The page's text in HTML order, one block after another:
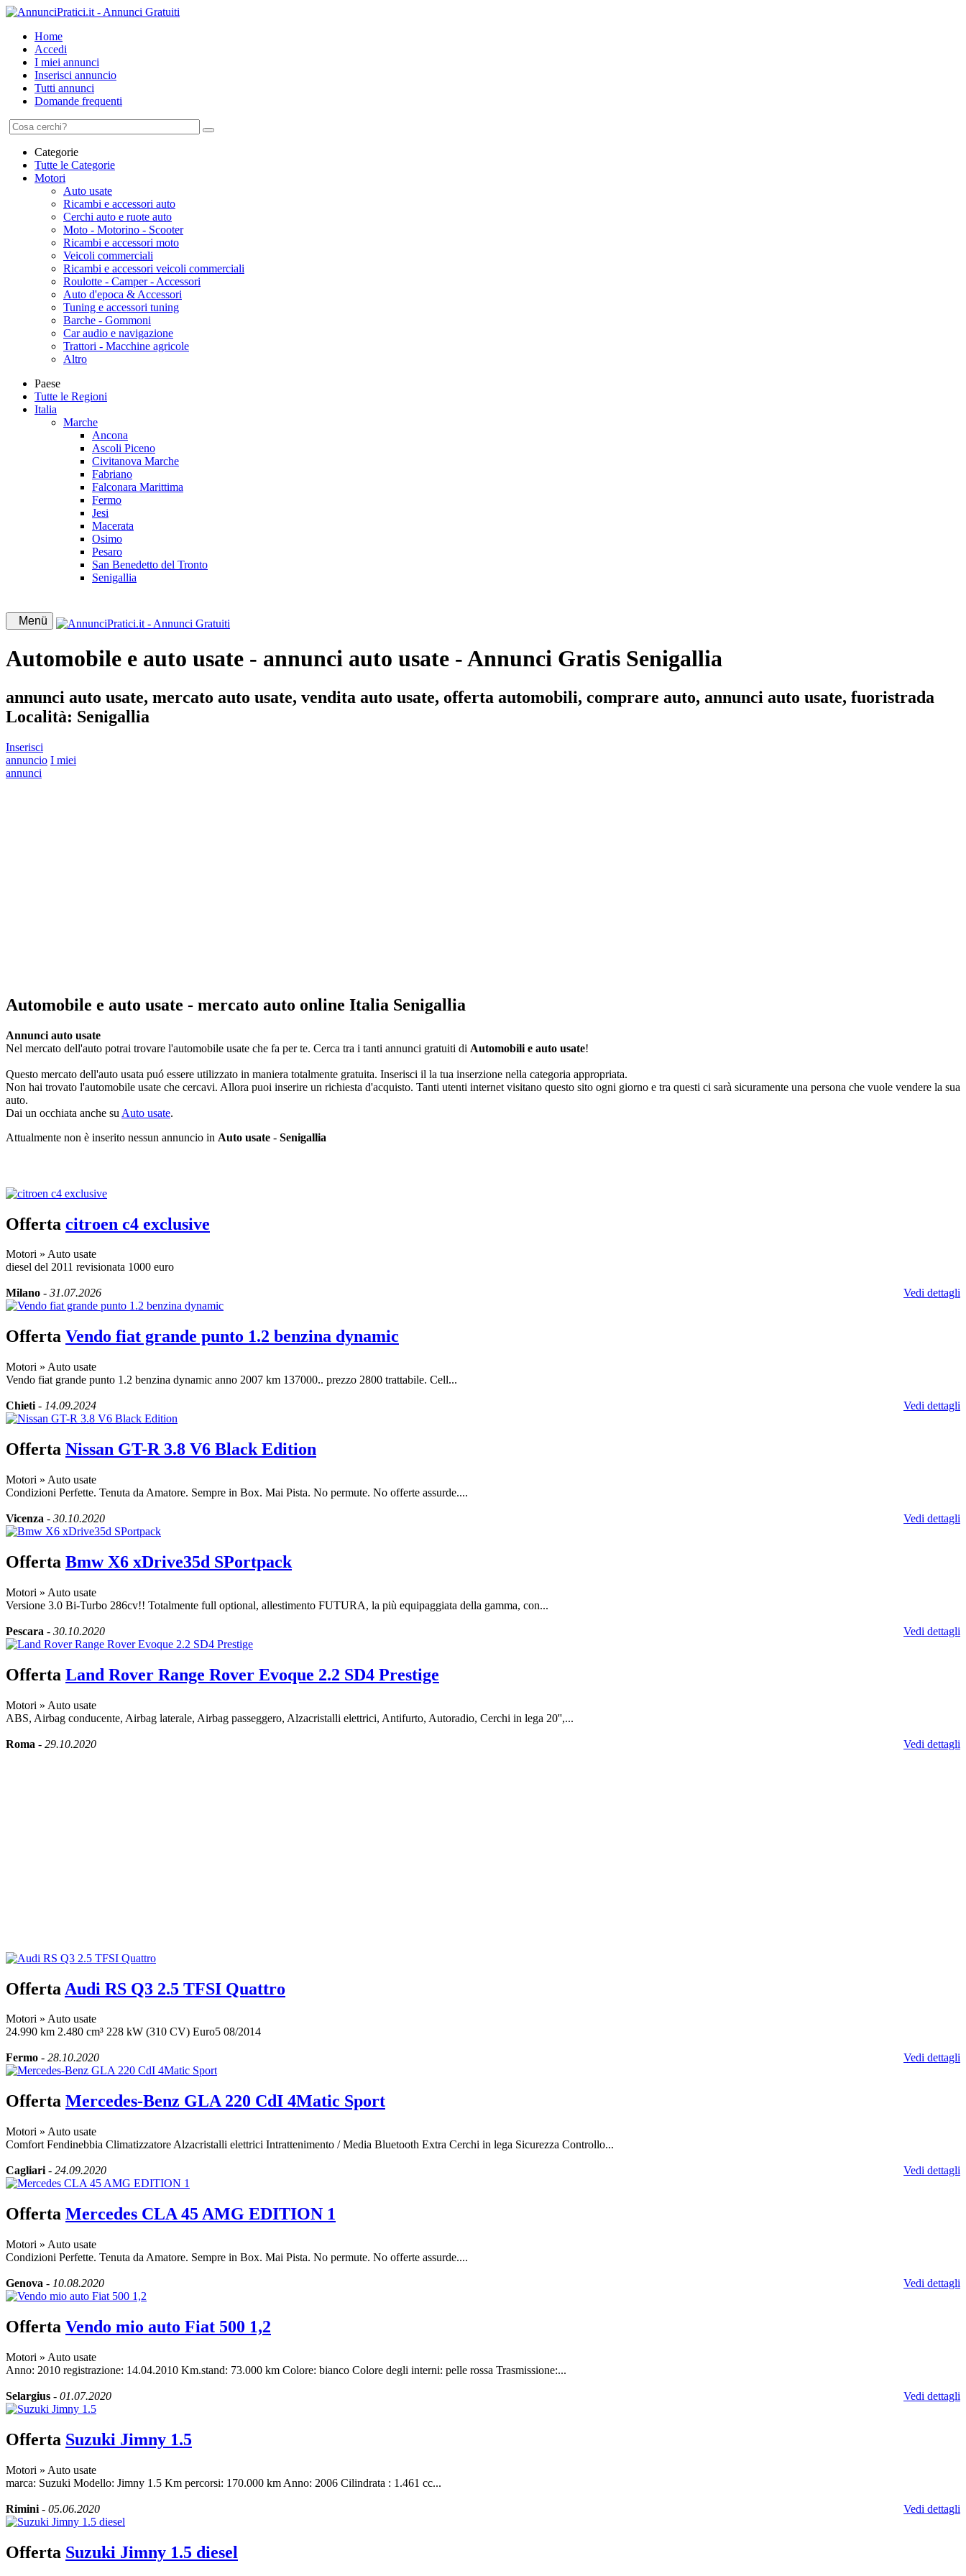
Home
Accedi
I miei annunci
Inserisci annuncio
Tutti annunci
Domande frequenti
Categorie
Tutte le Categorie
Motori
Auto usate
Ricambi e accessori auto
Cerchi auto e ruote auto
Moto - Motorino - Scooter
Ricambi e accessori moto
Veicoli commerciali
Ricambi e accessori veicoli commerciali
Roulotte - Camper - Accessori
Auto d'epoca & Accessori
Tuning e accessori tuning
Barche - Gommoni
Car audio e navigazione
Trattori - Macchine agricole
Altro
Paese
Tutte le Regioni
Italia
Marche
Ancona
Ascoli Piceno
Civitanova Marche
Fabriano
Falconara Marittima
Fermo
Jesi
Macerata
Osimo
Pesaro
San Benedetto del Tronto
Senigallia
Menü
Automobile e auto usate - annunci auto usate - Annunci Gratis Senigallia
annunci auto usate, mercato auto usate, vendita auto usate, offerta automobili, comprare auto, annunci auto usate, fuoristrada
Località: Senigallia
Inserisci
annuncio I miei
annunci
Automobile e auto usate - mercato auto online Italia Senigallia
Annunci auto usate
Nel mercato dell'auto potrai trovare l'automobile usate che fa per te. Cerca tra i tanti annunci gratuiti di Automobili e auto usate!
Questo mercato dell'auto usata puó essere utilizzato in maniera totalmente gratuita. Inserisci il la tua inserzione nella categoria appropriata.
Non hai trovato l'automobile usate che cercavi. Allora puoi inserire un richiesta d'acquisto. Tanti utenti internet visitano questo sito ogni giorno e tra questi ci sarà sicuramente una persona che vuole vendere la sua
auto.
Dai un occhiata anche su Auto usate.
Attualmente non è inserito nessun annuncio in Auto usate - Senigallia
Offerta citroen c4 exclusive
Motori » Auto usate
diesel del 2011 revisionata 1000 euro
Milano - 31.07.2026 Vedi dettagli
Offerta Vendo fiat grande punto 1.2 benzina dynamic
Motori » Auto usate
Vendo fiat grande punto 1.2 benzina dynamic anno 2007 km 137000.. prezzo 2800 trattabile. Cell...
Chieti - 14.09.2024 Vedi dettagli
Offerta Nissan GT-R 3.8 V6 Black Edition
Motori » Auto usate
Condizioni Perfette. Tenuta da Amatore. Sempre in Box. Mai Pista. No permute. No offerte assurde....
Vicenza - 30.10.2020 Vedi dettagli
Offerta Bmw X6 xDrive35d SPortpack
Motori » Auto usate
Versione 3.0 Bi-Turbo 286cv!! Totalmente full optional, allestimento FUTURA, la più equipaggiata della gamma, con...
Pescara - 30.10.2020 Vedi dettagli
Offerta Land Rover Range Rover Evoque 2.2 SD4 Prestige
Motori » Auto usate
ABS, Airbag conducente, Airbag laterale, Airbag passeggero, Alzacristalli elettrici, Antifurto, Autoradio, Cerchi in lega 20'',...
Roma - 29.10.2020 Vedi dettagli
Offerta Audi RS Q3 2.5 TFSI Quattro
Motori » Auto usate
24.990 km 2.480 cm³ 228 kW (310 CV) Euro5 08/2014
Fermo - 28.10.2020 Vedi dettagli
Offerta Mercedes-Benz GLA 220 CdI 4Matic Sport
Motori » Auto usate
Comfort Fendinebbia Climatizzatore Alzacristalli elettrici Intrattenimento / Media Bluetooth Extra Cerchi in lega Sicurezza Controllo...
Cagliari - 24.09.2020 Vedi dettagli
Offerta Mercedes CLA 45 AMG EDITION 1
Motori » Auto usate
Condizioni Perfette. Tenuta da Amatore. Sempre in Box. Mai Pista. No permute. No offerte assurde....
Genova - 10.08.2020 Vedi dettagli
Offerta Vendo mio auto Fiat 500 1,2
Motori » Auto usate
Anno: 2010 registrazione: 14.04.2010 Km.stand: 73.000 km Colore: bianco Colore degli interni: pelle rossa Trasmissione:...
Selargius - 01.07.2020 Vedi dettagli
Offerta Suzuki Jimny 1.5
Motori » Auto usate
marca: Suzuki Modello: Jimny 1.5 Km percorsi: 170.000 km Anno: 2006 Cilindrata : 1.461 cc...
Rimini - 05.06.2020 Vedi dettagli
Offerta Suzuki Jimny 1.5 diesel